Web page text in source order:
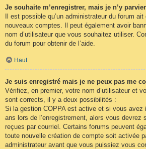
Je souhaite m’enregistrer, mais je n’y
Il est possible qu’un administrateur du forum
nouveaux comptes. Il peut également avoir
nom d’utilisateur que vous souhaitez utiliser.
du forum pour obtenir de l’aide.
Haut
Je suis enregistré mais je ne peux pas me
Vérifiez, en premier, votre nom d’utilisateur et
sont corrects, il y a deux possibilités :
Si la gestion COPPA est active et si vous avez
ans lors de l’enregistrement, alors vous devrez
reçues par courriel. Certains forums peuvent
toute nouvelle création de compte soit activée
administrateur avant que vous puissiez vous